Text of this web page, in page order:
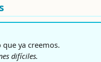
ya creemos.
difíciles.